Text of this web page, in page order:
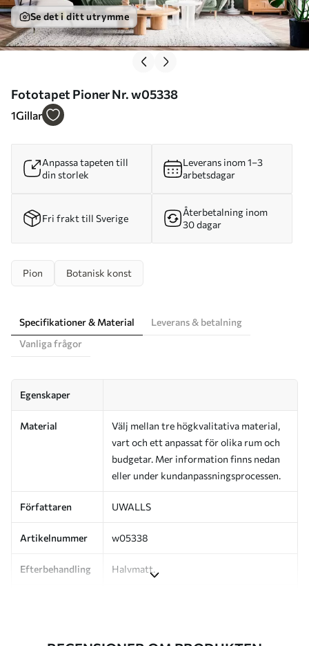
Se det i ditt utrymme
Fototapet Pioner Nr. w05338
1Gillar
Anpassa tapeten till
din storlek
Leverans inom 1–3
arbetsdagar
Fri frakt till Sverige
Återbetalning inom
30 dagar
Pion Botanisk konst
Specifikationer & Material
Leverans & betalning
Vanliga frågor
Egenskaper
Material
Välj mellan tre högkvalitativa material,
vart och ett anpassat för olika rum och
budgetar. Mer information finns nedan
eller under kundanpassningsprocessen.
Författaren UWALLS
Artikelnummer w05338
Efterbehandling Halvmatt.